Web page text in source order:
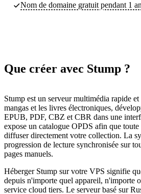
Nom de domaine gratuit pendant 1 an
Que créer avec Stump ?
Stump est un serveur multimédia rapide
mangas et les livres électroniques,
EPUB, PDF, CBZ et CBR dans une
expose un catalogue OPDS afin que
diffuser directement votre collection. La
progression de lecture synchronisée sur
pages manuels.
Héberger Stump sur votre VPS signifie
depuis n'importe quel appareil, n'importe
service cloud tiers. Le serveur basé sur